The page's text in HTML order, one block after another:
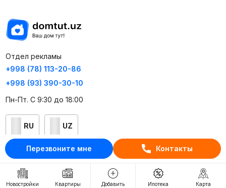
Перезвоните мне Контакты
Новостройки Квартиры Добавить Ипотека Карта
Отдел рекламы
+998 (78) 113-20-86
+998 (93) 390-30-10
Пн-Пт. С 9:30 до 18:00
RU UZ
Контакты
О проекте